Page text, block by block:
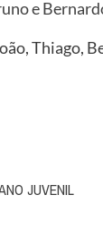
Thiago,
JUVENIL